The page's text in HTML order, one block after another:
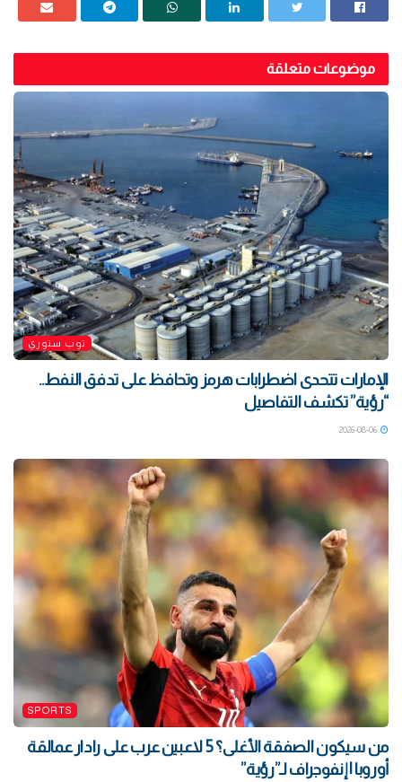
موضوعات متعلقة
توب ستوري
الإمارات تتحدى اضطرابات هرمز وتحافظ على تدفق النفط..
“رؤية” تكشف التفاصيل
SPORTS
من سيكون الصفقة الأغلى؟ 5 لاعبين عرب على رادار عمالقة
أوروبا | إنفوجراف لـ”رؤية”